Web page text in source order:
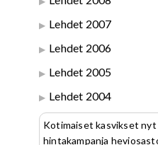
Lehdet 2007
Lehdet 2006
Lehdet 2005
Lehdet 2004
Kotimaiset kasvikset nyt
hintakampanja